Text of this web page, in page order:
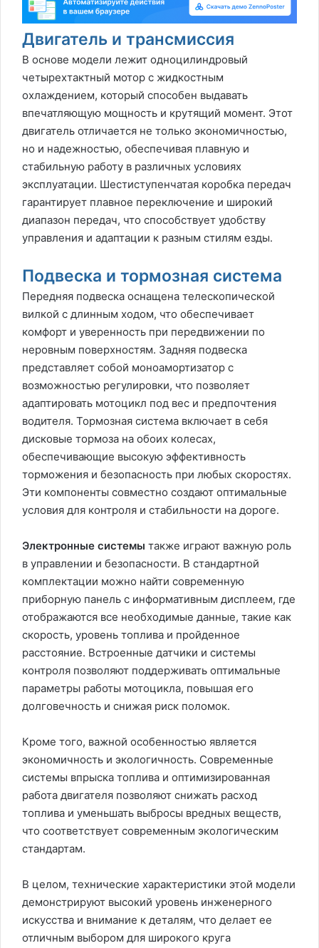
Двигатель и трансмиссия
В основе модели лежит одноцилиндровый
четырехтактный мотор с жидкостным
охлаждением, который способен выдавать
впечатляющую мощность и крутящий момент. Этот
двигатель отличается не только экономичностью,
но и надежностью, обеспечивая плавную и
стабильную работу в различных условиях
эксплуатации. Шестиступенчатая коробка передач
гарантирует плавное переключение и широкий
диапазон передач, что способствует удобству
управления и адаптации к разным стилям езды.
Подвеска и тормозная система
Передняя подвеска оснащена телескопической
вилкой с длинным ходом, что обеспечивает
комфорт и уверенность при передвижении по
неровным поверхностям. Задняя подвеска
представляет собой моноамортизатор с
возможностью регулировки, что позволяет
адаптировать мотоцикл под вес и предпочтения
водителя. Тормозная система включает в себя
дисковые тормоза на обоих колесах,
обеспечивающие высокую эффективность
торможения и безопасность при любых скоростях.
Эти компоненты совместно создают оптимальные
условия для контроля и стабильности на дороге.
Электронные системы также играют важную роль
в управлении и безопасности. В стандартной
комплектации можно найти современную
приборную панель с информативным дисплеем, где
отображаются все необходимые данные, такие как
скорость, уровень топлива и пройденное
расстояние. Встроенные датчики и системы
контроля позволяют поддерживать оптимальные
параметры работы мотоцикла, повышая его
долговечность и снижая риск поломок.
Кроме того, важной особенностью является
экономичность и экологичность. Современные
системы впрыска топлива и оптимизированная
работа двигателя позволяют снижать расход
топлива и уменьшать выбросы вредных веществ,
что соответствует современным экологическим
стандартам.
В целом, технические характеристики этой модели
демонстрируют высокий уровень инженерного
искусства и внимание к деталям, что делает ее
отличным выбором для широкого круга